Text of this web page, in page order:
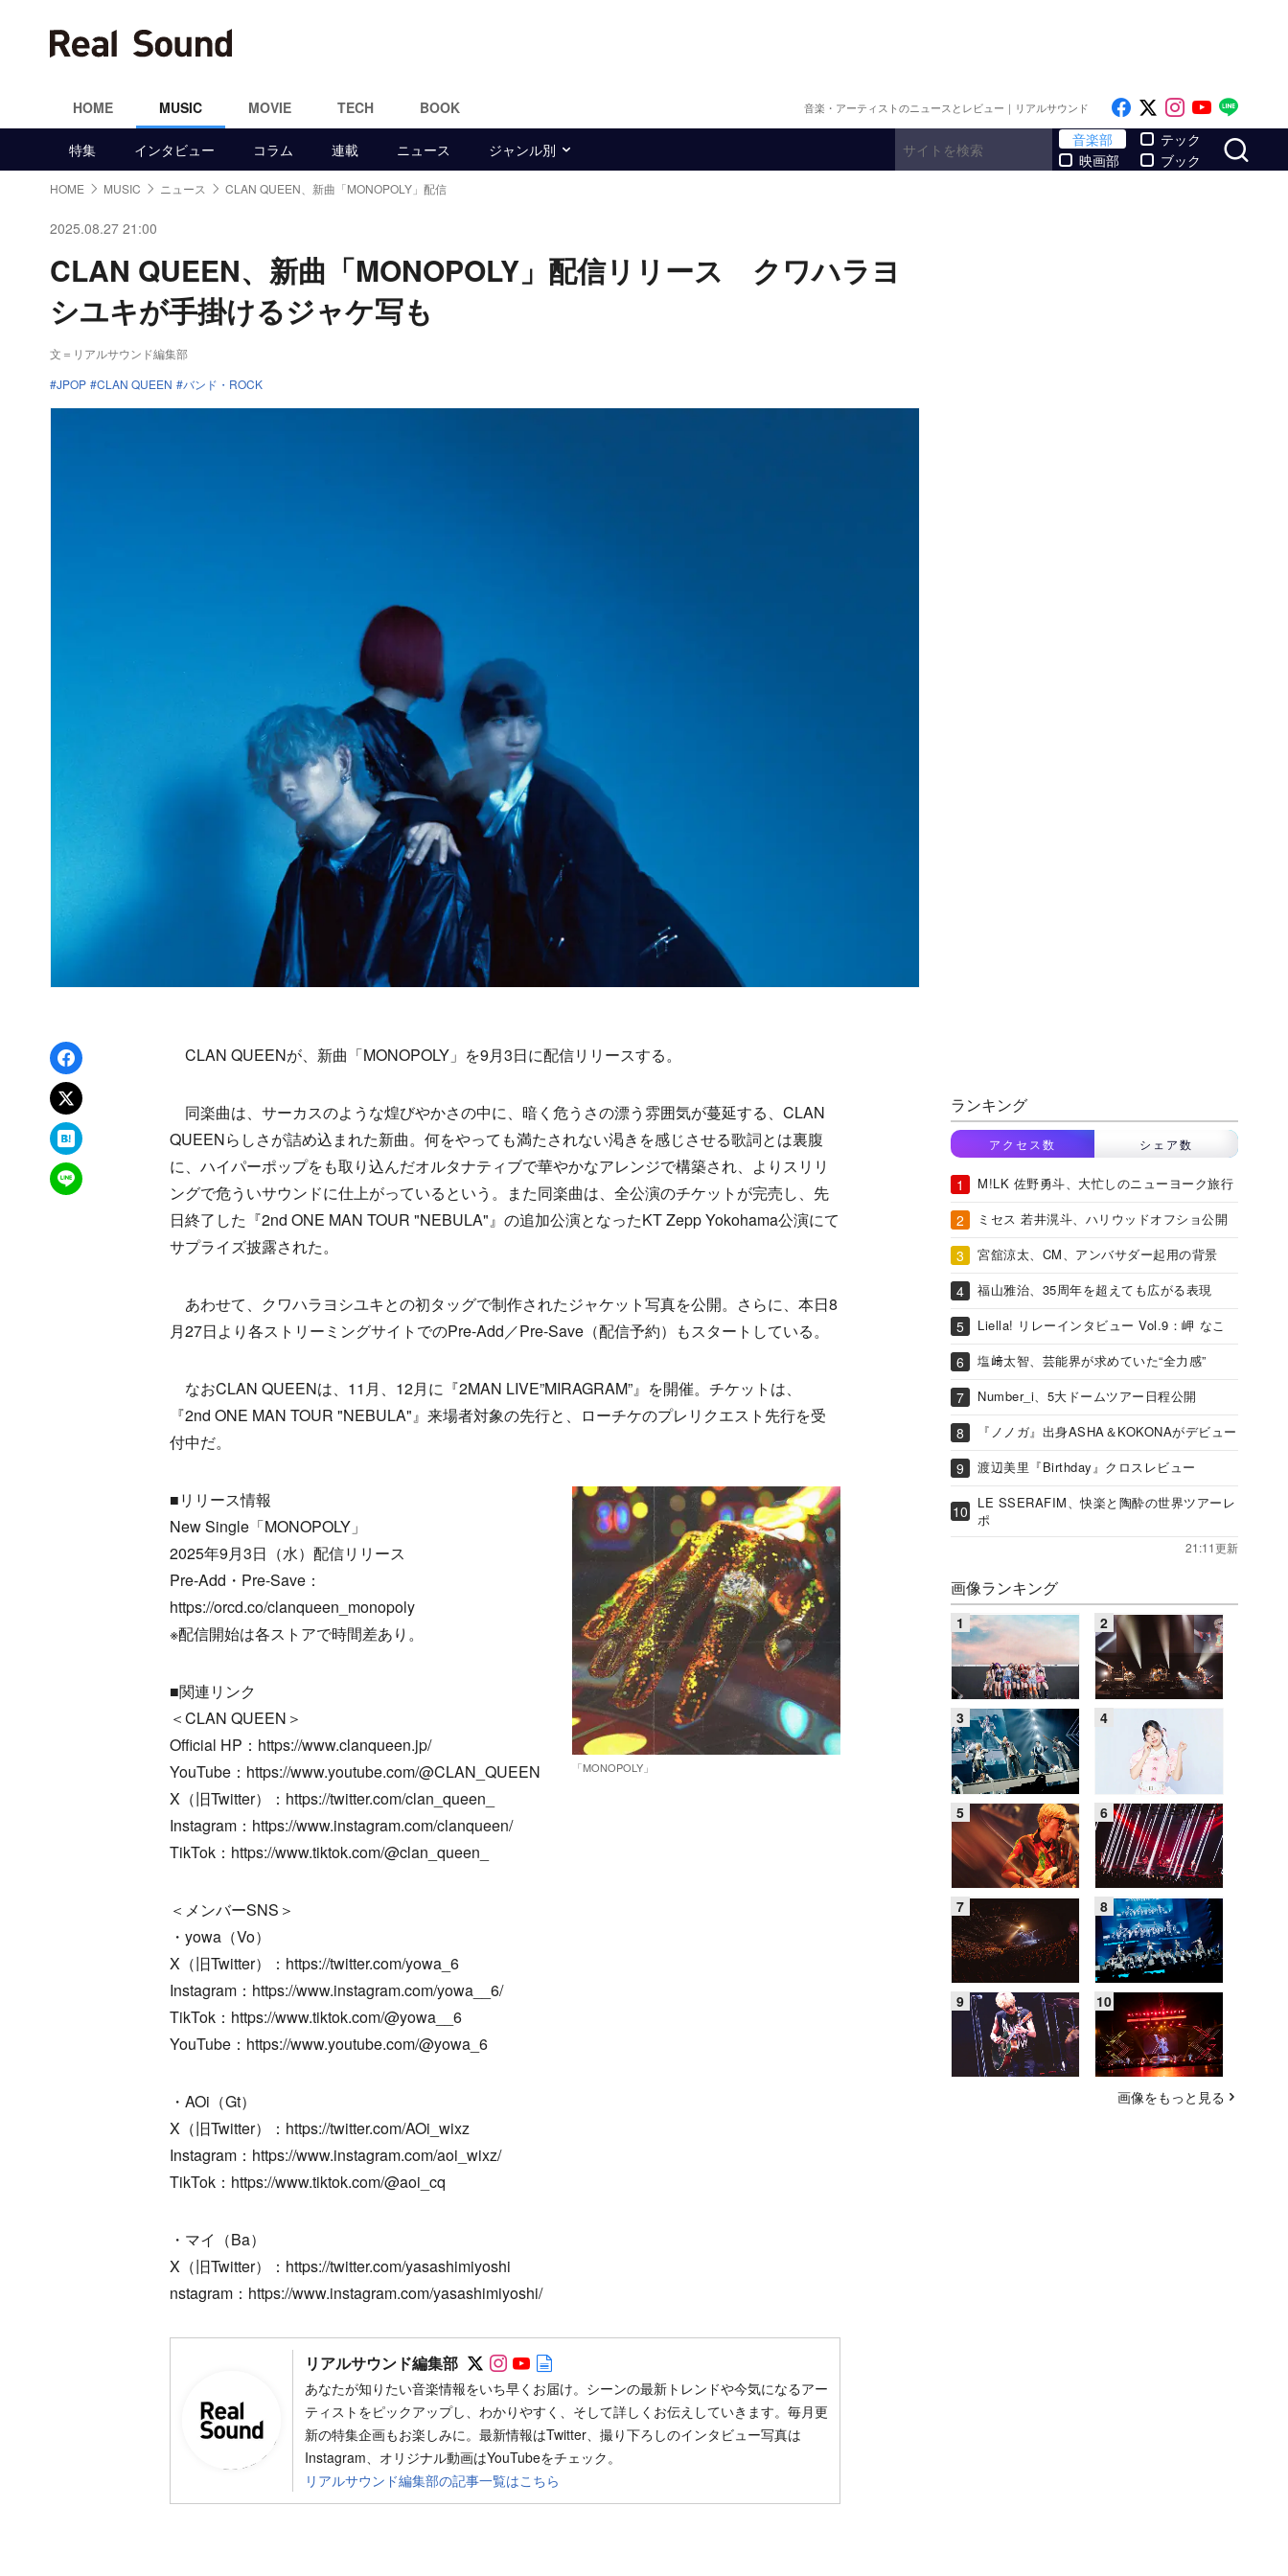
HOME MUSIC MOVIE TECH BOOK 音楽・アーティストのニュースとレビュー｜リアルサウンド Like on Facebook
Follow on x
Follow on
Follow
特集 インタビュー コラム 連載 ニュース ジャンル別
音楽部
映画部
テック
ブック
HOME MUSIC ニュース CLAN QUEEN、新曲「MONOPOLY」配信
2025.08.27 21:00
CLAN QUEEN、新曲「MONOPOLY」配信リリース クワハラヨ
シユキが手掛けるジャケ写も
文＝リアルサウンド編集部
JPOP
CLAN QUEEN バンド・ROCK
Facebookでシェア
xでポスト
はてなブックマーク
LINEで送る
CLAN QUEENが、新曲「MONOPOLY」を9月3日に配信リリースする。
同楽曲は、サーカスのような煌びやかさの中に、暗く危うさの漂う雰囲気が蔓延する、CLAN
QUEENらしさが詰め込まれた新曲。何をやっても満たされない渇きを感じさせる歌詞とは裏腹
に、ハイパーポップをも取り込んだオルタナティブで華やかなアレンジで構築され、よりスリリ
ングで危ういサウンドに仕上がっているという。また同楽曲は、全公演のチケットが完売し、先
日終了した『2nd ONE MAN TOUR "NEBULA"』の追加公演となったKT Zepp Yokohama公演にて
サプライズ披露された。
あわせて、クワハラヨシユキとの初タッグで制作されたジャケット写真を公開。さらに、本日8
月27日より各ストリーミングサイトでのPre-Add／Pre-Save（配信予約）もスタートしている。
なおCLAN QUEENは、11月、12月に『2MAN LIVE”MIRAGRAM”』を開催。チケットは、
『2nd ONE MAN TOUR "NEBULA"』来場者対象の先行と、ローチケのプレリクエスト先行を受
付中だ。
「MONOPOLY」
■リリース情報
New Single「MONOPOLY」
2025年9月3日（水）配信リリース
Pre-Add・Pre-Save：
https://orcd.co/clanqueen_monopoly
※配信開始は各ストアで時間差あり。
■関連リンク
＜CLAN QUEEN＞
Official HP：https://www.clanqueen.jp/
YouTube：https://www.youtube.com/@CLAN_QUEEN
X（旧Twitter）：https://twitter.com/clan_queen_
Instagram：https://www.instagram.com/clanqueen/
TikTok：https://www.tiktok.com/@clan_queen_
＜メンバーSNS＞
・yowa（Vo）
X（旧Twitter）：https://twitter.com/yowa_6
Instagram：https://www.instagram.com/yowa__6/
TikTok：https://www.tiktok.com/@yowa__6
YouTube：https://www.youtube.com/@yowa_6
・AOi（Gt）
X（旧Twitter）：https://twitter.com/AOi_wixz
Instagram：https://www.instagram.com/aoi_wixz/
TikTok：https://www.tiktok.com/@aoi_cq
・マイ（Ba）
X（旧Twitter）：https://twitter.com/yasashimiyoshi
nstagram：https://www.instagram.com/yasashimiyoshi/
リアルサウンド編集部 Follow on SNS
Follow on SNS
Follow on SNS
あなたが知りたい音楽情報をいち早くお届け。シーンの最新トレンドや今気になるアー
ティストをピックアップし、わかりやすく、そして詳しくお伝えしていきます。毎月更
新の特集企画もお楽しみに。最新情報はTwitter、撮り下ろしのインタビュー写真は
Instagram、オリジナル動画はYouTubeをチェック。
リアルサウンド編集部の記事一覧はこちら
ランキング
アクセス数 シェア数
M!LK 佐野勇斗、大忙しのニューヨーク旅行
ミセス 若井滉斗、ハリウッドオフショ公開
宮舘涼太、CM、アンバサダー起用の背景
福山雅治、35周年を超えても広がる表現
Liella! リレーインタビュー Vol.9：岬 なこ
塩﨑太智、芸能界が求めていた“全力感”
Number_i、5大ドームツアー日程公開
『ノノガ』出身ASHA＆KOKONAがデビュー
渡辺美里『Birthday』クロスレビュー
LE SSERAFIM、快楽と陶酔の世界ツアーレ
ポ
21:11更新
画像ランキング
画像をもっと見る